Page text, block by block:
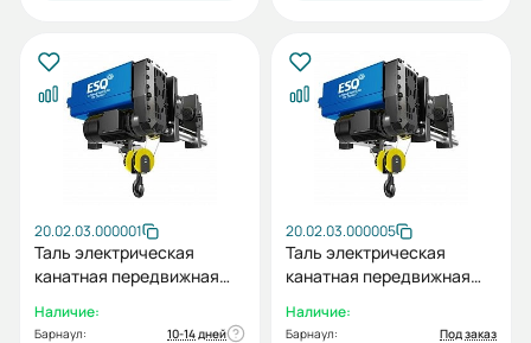
20.02.03.000001
Таль электрическая
канатная передвижная
п 6м)
Наличие:
Барнаул:
10-14 дней
20.02.03.000005
Таль электрическая
канатная передвижная
п 6м)
Наличие:
Барнаул: Под заказ